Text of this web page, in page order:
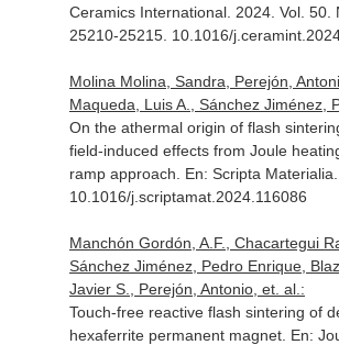
Ceramics International. 2024. Vol. 50.
25210-25215. 10.1016/
Molina Molina, Sandra, Perejón,
Maqueda, Luis A., Sánchez Jiménez,
On the athermal origin of flash
field-induced effects from Joule
ramp approach. En: Scripta Materialia
10.1016/j.scriptamat.2024.116086
Manchón Gordón, A.F., Chacartegui
Sánchez Jiménez, Pedro Enrique,
Javier S., Perejón, Antonio, et. al.:
Touch-free reactive flash sintering of
hexaferrite permanent magnet. En: